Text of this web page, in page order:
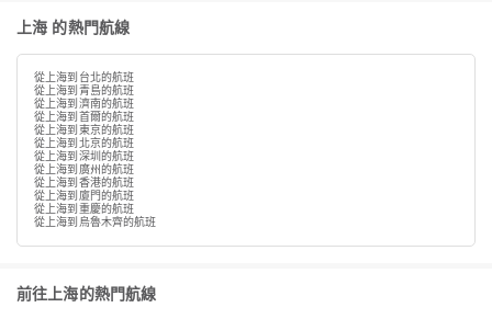
上海 的熱門航線
從上海到台北的航班
從上海到青島的航班
從上海到濟南的航班
從上海到首爾的航班
從上海到東京的航班
從上海到北京的航班
從上海到深圳的航班
從上海到廣州的航班
從上海到香港的航班
從上海到廈門的航班
從上海到重慶的航班
從上海到烏魯木齊的航班
前往上海的熱門航線